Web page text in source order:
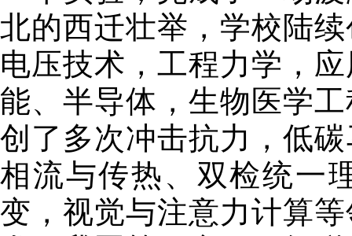
北的西迁壮举，学校陆
电压技术，工程力学，
能、半导体，生物医学
创了多次冲击抗力，低
相流与传热、双检统一
变，视觉与注意力计算